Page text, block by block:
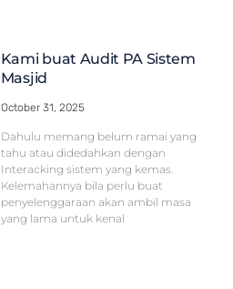
Kami buat Audit PA Sistem
Masjid
October 31, 2025
Dahulu memang belum ramai yang
tahu atau didedahkan dengan
Interacking sistem yang kemas.
Kelemahannya bila perlu buat
penyelenggaraan akan ambil masa
yang lama untuk kenal